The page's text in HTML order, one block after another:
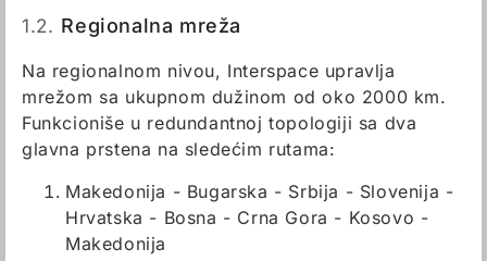
1.2. Regionalna mreža
Na regionalnom nivou, Interspace upravlja
mrežom sa ukupnom dužinom od oko 2000 km.
Funkcioniše u redundantnoj topologiji sa dva
glavna prstena na sledećim rutama:
Makedonija - Bugarska - Srbija - Slovenija -
Hrvatska - Bosna - Crna Gora - Kosovo -
Makedonija